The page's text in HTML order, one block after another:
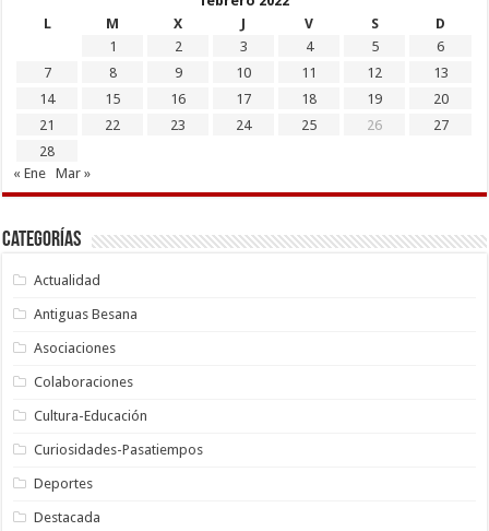
L
M X J V S
D
1
2 3 4 5
6
7
8 9 10 11 12
13
14
15 16 17 18 19
20
21
22 23 24 25 26
27
28
« Ene
Mar »
Categorías
Actualidad
Antiguas Besana
Asociaciones
Colaboraciones
Cultura-Educación
Curiosidades-Pasatiempos
Deportes
Destacada